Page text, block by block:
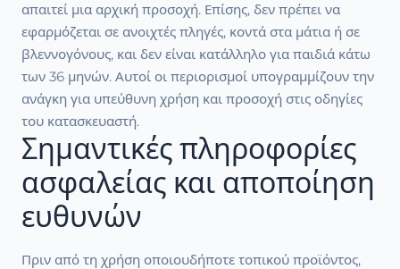
απαιτεί μια αρχική προσοχή. Επίσης, δεν πρέπει να
εφαρμόζεται σε ανοιχτές πληγές, κοντά στα μάτια ή σε
βλεννογόνους, και δεν είναι κατάλληλο για παιδιά κάτω
των 36 μηνών. Αυτοί οι περιορισμοί υπογραμμίζουν την
ανάγκη για υπεύθυνη χρήση και προσοχή στις οδηγίες
του κατασκευαστή.
Σημαντικές πληροφορίες
ασφαλείας και αποποίηση
ευθυνών
Πριν από τη χρήση οποιουδήποτε τοπικού προϊόντος,